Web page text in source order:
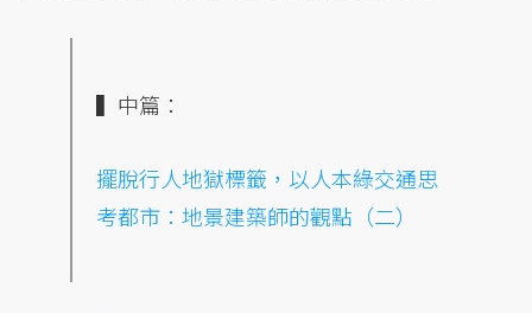
▍中篇：
擺脫行人地獄標籤，以人本綠交通思
考都市：地景建築師的觀點（二）